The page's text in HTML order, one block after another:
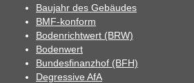
Baujahr des Gebäudes
BMF-konform
Bodenrichtwert (BRW)
Bodenwert
Bundesfinanzhof (BFH)
Degressive AfA